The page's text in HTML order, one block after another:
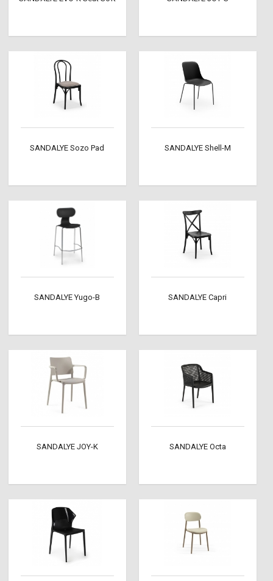
SANDALYE Sozo Pad SANDALYE Shell-M
SANDALYE Yugo-B SANDALYE Capri
SANDALYE JOY-K SANDALYE Octa